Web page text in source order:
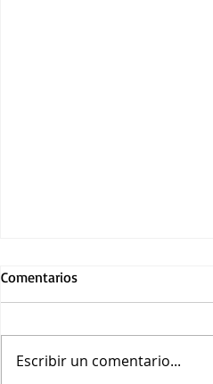
Comentarios
Escribir un comentario...